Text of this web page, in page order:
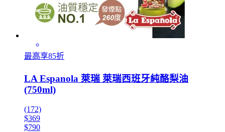
最高享85折
LA Espanola 萊瑞 萊瑞西班牙純酪梨油
(750ml)
(172)
$369
$790